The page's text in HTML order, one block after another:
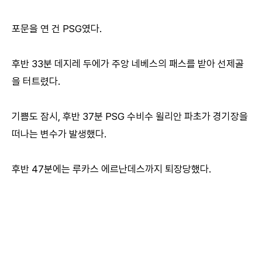
포문을 연 건 PSG였다.
후반 33분 데지레 두에가 주앙 네베스의 패스를 받아 선제골
을 터트렸다.
기쁨도 잠시, 후반 37분 PSG 수비수 윌리안 파초가 경기장을
떠나는 변수가 발생했다.
후반 47분에는 루카스 에르난데스까지 퇴장당했다.